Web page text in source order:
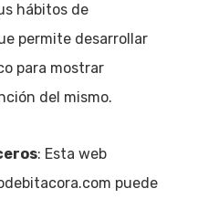
hábitos de
permite desarrollar
para mostrar
del mismo.
: Esta web
puede